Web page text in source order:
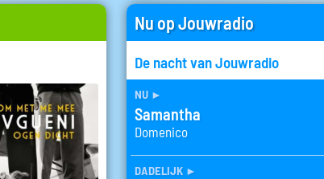
Nu op Jouwradio
De nacht van Jouwradio
nu ►
Samantha
Domenico
dadelijk ►